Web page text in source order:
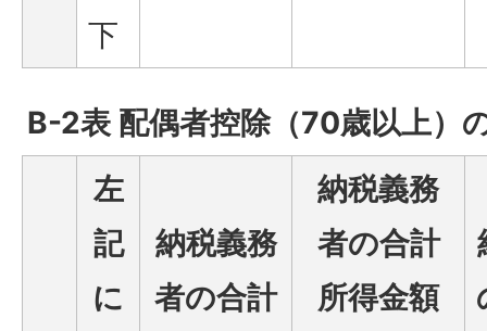
下
B-2表 配偶者控除（70歳以上）
左
記
に
納税義務
者の合計
納税義務
者の合計
所得金額